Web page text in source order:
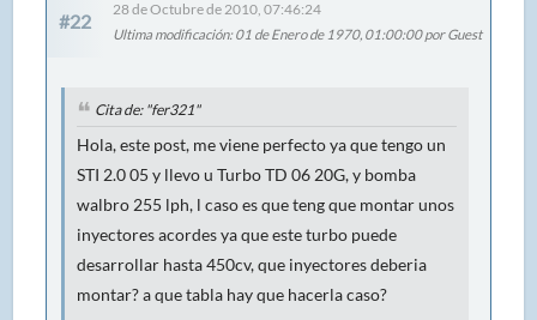
#22
28 de Octubre de 2010, 07:46:24
Ultima modificación: 01 de Enero de 1970, 01:00:00 por Guest
Cita de: "fer321"
Hola, este post, me viene perfecto ya que tengo un
STI 2.0 05 y llevo u Turbo TD 06 20G, y bomba
walbro 255 lph, l caso es que teng que montar unos
inyectores acordes ya que este turbo puede
desarrollar hasta 450cv, que inyectores deberia
montar? a que tabla hay que hacerla caso?